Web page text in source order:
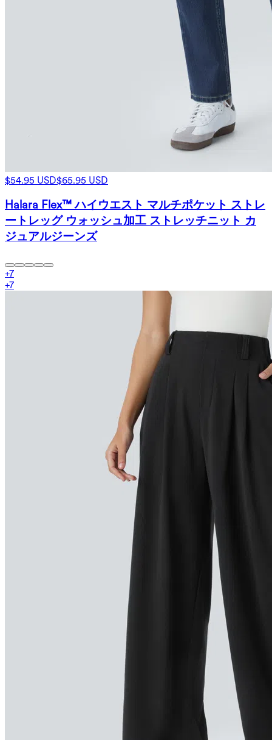
$54.95 USD$65.95 USD
Halara Flex™ ハイウエスト マルチポケット ストレ
ートレッグ ウォッシュ加工 ストレッチニット カ
ジュアルジーンズ
+7
+7